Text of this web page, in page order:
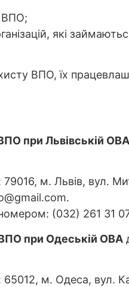
ВПО;
які
ВПО, їх
при Львівській ОВА
м. Львів, вул.
(032) 261 31
при Одеській ОВА
65012, м. Одеса, вул.